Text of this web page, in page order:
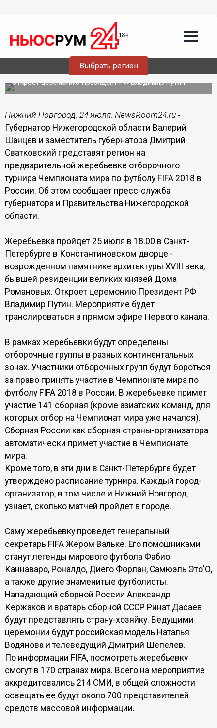
Выбрать регион
Валерий Шанцев и Дмитрий
Сватковский представят
Нижегородскую область на
предварительной жеребьевке
отборочного турнира ЧМ-2018
Откроет церемонию Президент РФ Владимир Путин.
Нижний Новгород. 24 июля. NewsRoom24.ru -
Губернатор Нижегородской области Валерий
Шанцев и заместитель губернатора Дмитрий
Сватковский представят регион на
предварительной жеребьевке отборочного
турнира Чемпионата мира по футболу FIFA 2018 в
России. Об этом сообщает пресс-служба
губернатора и Правительства Нижегородской
области.
Жеребьевка пройдет 25 июля в 18.00 в Санкт-
Петербурге в Константиновском дворце -
возрожденном памятнике архитектуры XVIII века,
бывшей резиденции великих князей Дома
Романовых. Откроет церемонию Президент РФ
Владимир Путин. Мероприятие будет
транслироваться в прямом эфире Первого канала.
В рамках жеребьевки будут определены
отборочные группы в разных континентальных
зонах. Участники отборочных групп будут бороться
за право принять участие в Чемпионате мира по
футболу FIFA 2018 в России. В жеребьевке примет
участие 141 сборная (кроме азиатских команд, для
которых отбор на Чемпионат мира уже начался).
Сборная России как сборная страны-организатора
автоматически примет участие в Чемпионате
мира.
Кроме того, в эти дни в Санкт-Петербурге будет
утверждено расписание турнира. Каждый город-
организатор, в том числе и Нижний Новгород,
узнает, сколько матчей пройдет в городе.
Саму жеребьевку проведет генеральный
секретарь FIFA Жером Вальке. Его помощниками
станут легенды мирового футбола Фабио
Каннаваро, Роналдо, Диего Форлан, Самюэль Это'О,
а также другие знаменитые футболисты.
Нападающий сборной России Александр
Кержаков и вратарь сборной СССР Ринат Дасаев
будут представлять страну-хозяйку. Ведущими
церемонии будут российская модель Наталья
Водянова и телеведущий Дмитрий Шепелев.
По информации FIFA, посмотреть жеребьевку
смогут в 170 странах мира. Всего на мероприятие
аккредитовались 214 СМИ, в общей сложности
освещать ее будут около 700 представителей
средств массовой информации.